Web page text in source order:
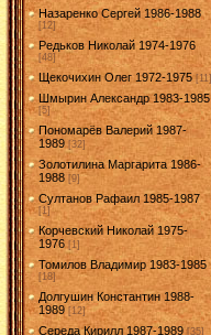
Назаренко Сергей 1986-1988
[12]
Редьков Николай 1974-1976
[48]
Щекочихин Олег 1972-1975 [11]
Шмырин Александр 1983-1985
[5]
Пономарёв Валерий 1987-
1989 [32]
Золотилина Маргарита 1986-
1988 [9]
Султанов Рафаил 1985-1987
[1]
Корчевский Николай 1975-
1976 [1]
Томилов Владимир 1983-1985
[18]
Долгушин Константин 1988-
1989 [12]
Середа Кирилл 1987-1989 [35]